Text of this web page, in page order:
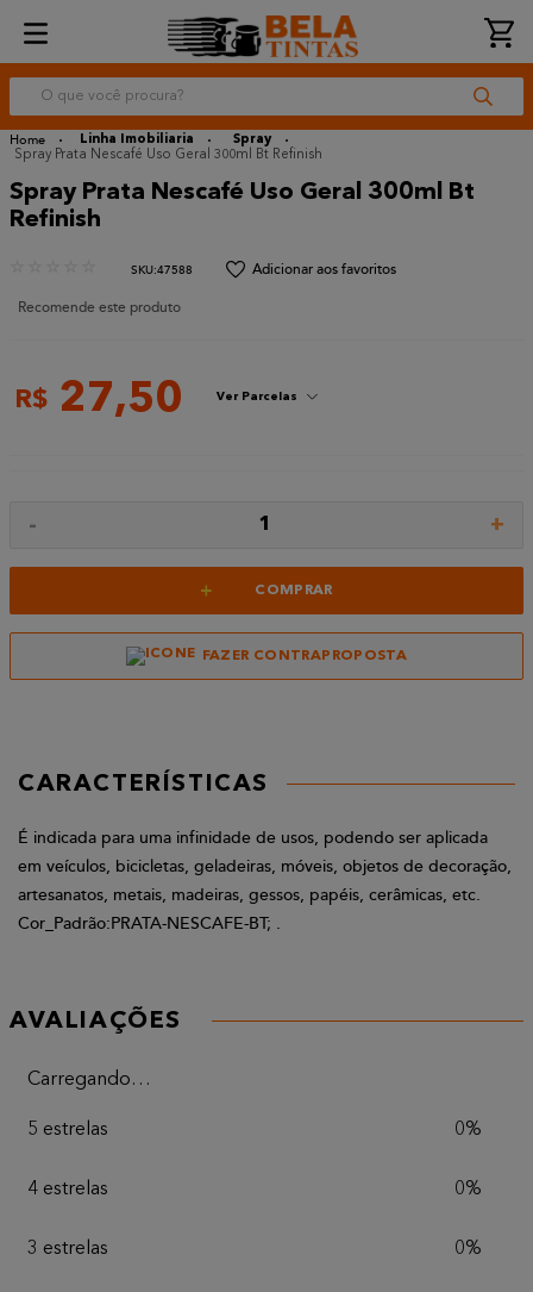
O que você procura?
Linha Imobiliaria
Spray
Spray Prata Nescafé Uso Geral 300ml Bt Refinish
Spray Prata Nescafé Uso Geral 300ml Bt
Refinish
:47588
Recomende este produto
R$ 27,50 Ver Parcelas
- 1 +
+ COMPRAR
FAZER CONTRAPROPOSTA
CARACTERÍSTICAS
É indicada para uma infinidade de usos, podendo ser aplicada
em veículos, bicicletas, geladeiras, móveis, objetos de decoração,
artesanatos, metais, madeiras, gessos, papéis, cerâmicas, etc.
Cor_Padrão:PRATA-NESCAFE-BT; .
AVALIAÇÕES
Carregando…
5 estrelas 0%
4 estrelas 0%
3 estrelas 0%